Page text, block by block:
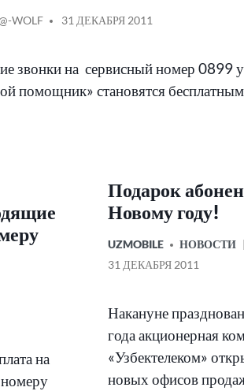
WOLF 31 ДЕКАБРЯ 2011
звонки на сервисный номер 0899
помощник» становятся
на
Подарок
Новому году!
ОПУБЛИКОВАНО
В
UZMOBILE НОВОСТИ
31 ДЕКАБРЯ 2011
Накануне
года акционерная
«Узбектелеком»
новых офисов